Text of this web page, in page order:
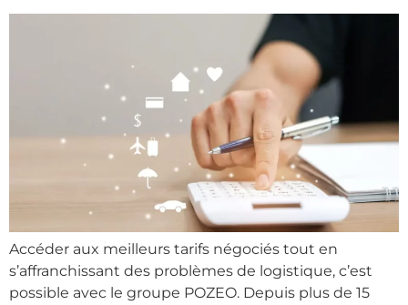
Accéder aux meilleurs tarifs négociés tout en
s’affranchissant des problèmes de logistique, c’est
possible avec le groupe POZEO. Depuis plus de 15